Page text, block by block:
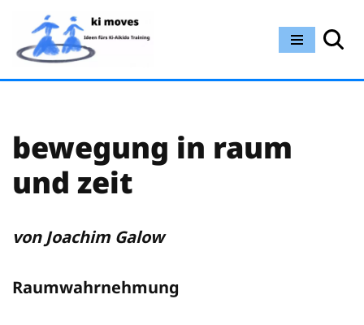
bewegung in raum
und zeit
von Joachim Galow
Raumwahrnehmung